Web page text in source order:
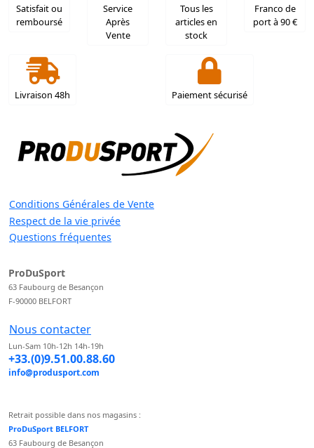
Satisfait ou
remboursé
Service
Après
Vente
Tous les
articles en
stock
Franco de
port à 90 €
Livraison 48h Paiement sécurisé
Conditions Générales de Vente
Respect de la vie privée
Questions fréquentes
ProDuSport
63 Faubourg de Besançon
F-90000 BELFORT
Nous contacter
Lun-Sam 10h-12h 14h-19h
+33.(0)9.51.00.88.60
info@produsport.com
Retrait possible dans nos magasins :
ProDuSport BELFORT
63 Faubourg de Besançon